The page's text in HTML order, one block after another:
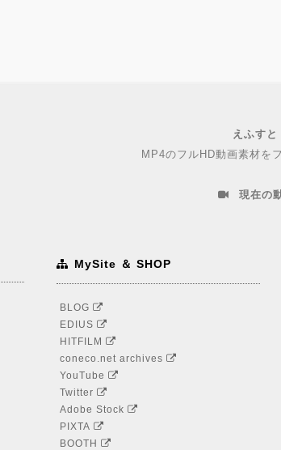
えふす
MP4のフルHD動画素材を
現在の
MySite ＆ SHOP
BLOG
EDIUS
HITFILM
coneco.net archives
YouTube
Twitter
Adobe Stock
PIXTA
BOOTH